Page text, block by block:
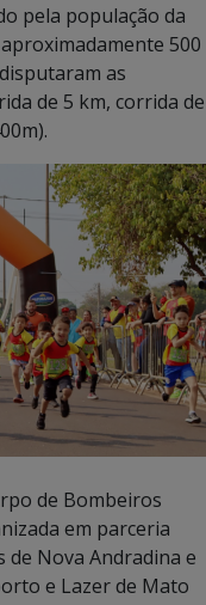
pela população da
500
as
de 5 km, corrida de
de Bombeiros
em parceria
de Nova Andradina e
e Lazer de Mato